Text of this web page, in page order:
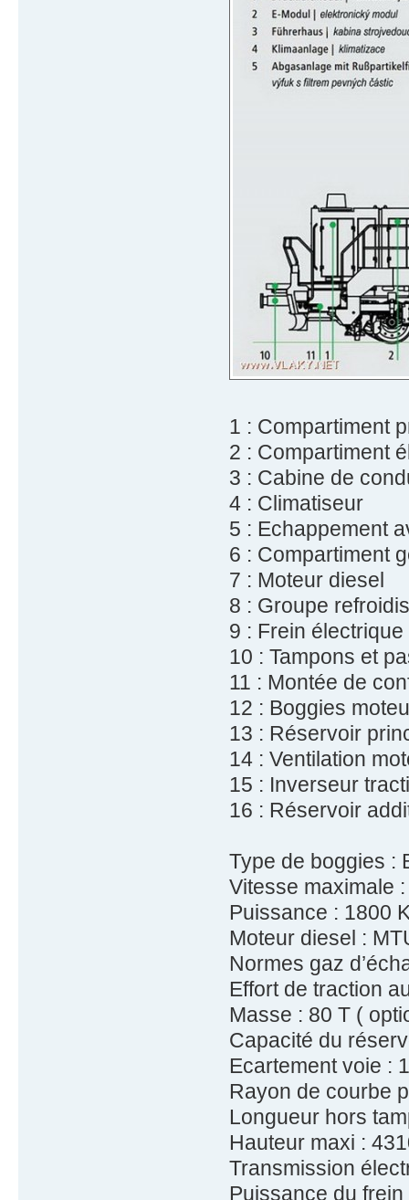
1 : Compartiment
2 : Compartiment
3 : Cabine de
4 : Climatiseur
5 : Echappement
6 : Compartiment
7 : Moteur diesel
8 : Groupe
9 : Frein électrique
10 : Tampons et
11 : Montée de
12 : Boggies
13 : Réservoir
14 : Ventilation
15 : Inverseur
16 : Réservoir
Type de boggies :
Vitesse maximale
Puissance : 1800
Moteur diesel :
Normes gaz
Effort de traction
Masse : 80 T (
Capacité du
Ecartement voie :
Rayon de courbe
Longueur hors
Hauteur maxi :
Transmission
Puissance du